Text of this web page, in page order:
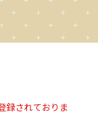
録されておりま